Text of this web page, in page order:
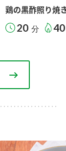
鶏の黒酢照り焼
20 分